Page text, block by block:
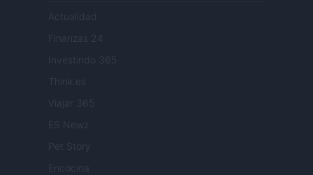
Actualidad
Finanzas 24
Investindo 365
Think.es
Viajar 365
ES Newz
Pet Story
Encocina